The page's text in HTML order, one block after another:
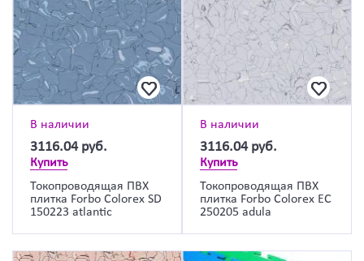
В наличии
3116.04 руб.
Купить
Токопроводящая ПВХ
плитка Forbo Colorex SD
150223 atlantic
В наличии
3116.04 руб.
Купить
Токопроводящая ПВХ
плитка Forbo Colorex EC
250205 adula